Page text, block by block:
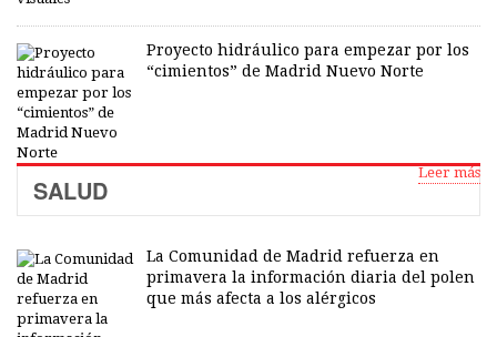
Proyecto hidráulico para empezar por los
“cimientos” de Madrid Nuevo Norte
Leer más
SALUD
La Comunidad de Madrid refuerza en
primavera la información diaria del polen
que más afecta a los alérgicos